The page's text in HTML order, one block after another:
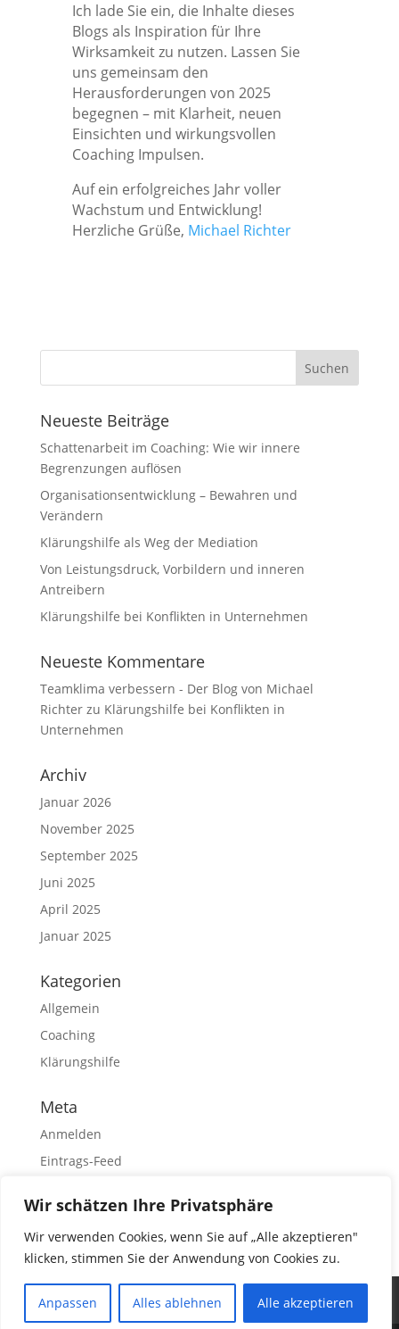
Wir schätzen Ihre Privatsphäre
Wir verwenden Cookies, wenn Sie auf „Alle akzeptieren"
klicken, stimmen Sie der Anwendung von Cookies zu.
Anpassen Alles ablehnen Alle akzeptieren
Ich lade Sie ein, die Inhalte dieses
Blogs als Inspiration für Ihre
Wirksamkeit zu nutzen. Lassen Sie
uns gemeinsam den
Herausforderungen von 2025
begegnen – mit Klarheit, neuen
Einsichten und wirkungsvollen
Coaching Impulsen.
Auf ein erfolgreiches Jahr voller
Wachstum und Entwicklung!
Herzliche Grüße, Michael Richter
Neueste Beiträge
Schattenarbeit im Coaching: Wie wir innere
Begrenzungen auflösen
Organisationsentwicklung – Bewahren und
Verändern
Klärungshilfe als Weg der Mediation
Von Leistungsdruck, Vorbildern und inneren
Antreibern
Klärungshilfe bei Konflikten in Unternehmen
Neueste Kommentare
Teamklima verbessern - Der Blog von Michael
Richterzu Klärungshilfe bei Konflikten in
Unternehmen
Archiv
Januar 2026
November 2025
September 2025
Juni 2025
April 2025
Januar 2025
Kategorien
Allgemein
Coaching
Klärungshilfe
Meta
Anmelden
Eintrags-Feed
WordPress.org
Datenschutz Impressum Blog